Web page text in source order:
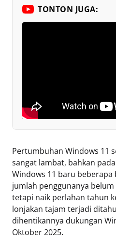
TONTON JUGA:
Pertumbuhan Windows 11
sangat lambat, bahkan
Windows 11 baru
jumlah penggunanya belum
tetapi naik perlahan tahun
lonjakan tajam terjadi
dihentikannya dukungan
Oktober 2025.